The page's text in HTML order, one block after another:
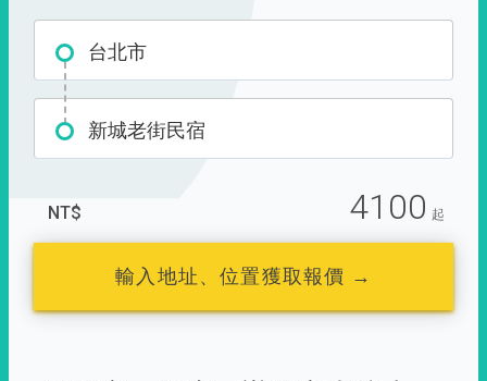
台北市
新城老街民宿
NT$ 4100 起
輸入地址、位置獲取報價 →